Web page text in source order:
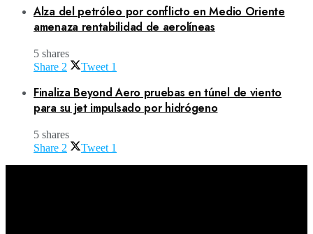
Alza del petróleo por conflicto en Medio Oriente
amenaza rentabilidad de aerolíneas
5 shares
Share 2 Tweet 1
Finaliza Beyond Aero pruebas en túnel de viento
para su jet impulsado por hidrógeno
5 shares
Share 2 Tweet 1